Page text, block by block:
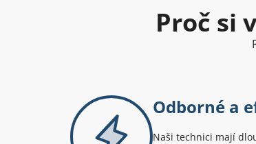
Proč si
Odborné a
Naši technici mají